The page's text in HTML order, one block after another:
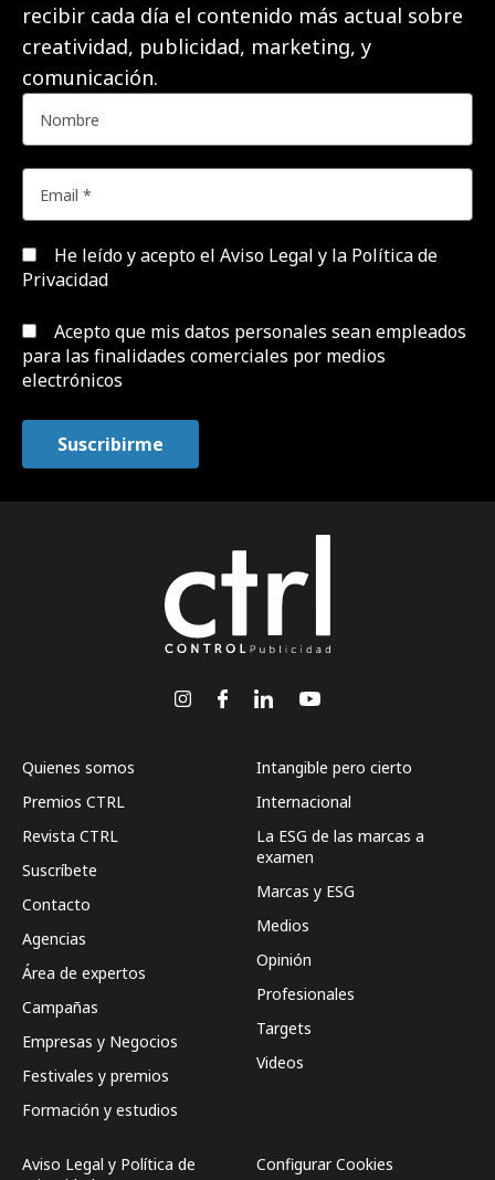
recibir cada día el contenido más actual sobre
creatividad, publicidad, marketing, y
comunicación.
He leído y acepto el Aviso Legal y la Política de
Privacidad
Acepto que mis datos personales sean empleados
para las finalidades comerciales por medios
electrónicos
Quienes somos
Premios CTRL
Revista CTRL
Suscríbete
Contacto
Agencias
Área de expertos
Campañas
Empresas y Negocios
Festivales y premios
Formación y estudios
Intangible pero cierto
Internacional
La ESG de las marcas a
examen
Marcas y ESG
Medios
Opinión
Profesionales
Targets
Videos
Aviso Legal y Política de
Configurar Cookies